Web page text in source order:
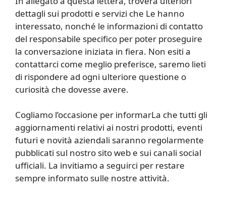
dettagli sui prodotti e servizi che Le hanno
interessato, nonché le informazioni di contatto
del responsabile specifico per poter proseguire
la conversazione iniziata in fiera. Non esiti a
contattarci come meglio preferisce, saremo lieti
di rispondere ad ogni ulteriore questione o
curiosità che dovesse avere.
Cogliamo l’occasione per informarLa che tutti gli
aggiornamenti relativi ai nostri prodotti, eventi
futuri e novità aziendali saranno regolarmente
pubblicati sul nostro sito web e sui canali social
ufficiali. La invitiamo a seguirci per restare
sempre informato sulle nostre attività.